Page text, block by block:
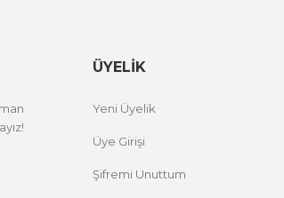
ÜYELİK
Yeni Üyelik
Üye Girişi
Şifremi Unuttum